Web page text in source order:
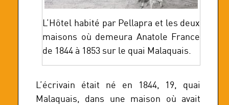
L’Hôtel habité par Pellapra et les deux
maisons où demeura Anatole France
de 1844 à 1853 sur le quai Malaquais.
L’écrivain était né en 1844, 19, quai
Malaquais, dans une maison où avait